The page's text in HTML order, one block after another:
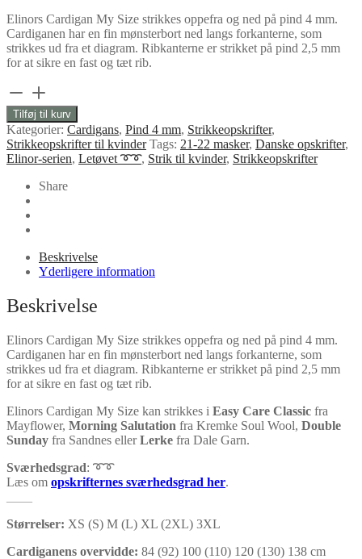
Elinors Cardigan My Size strikkes oppefra og ned på pind 4 mm.
Cardiganen har en fin mønsterbort ned langs forkanterne, som
strikkes ud fra et diagram. Ribkanterne er strikket på pind 2,5 mm
for at sikre en fast og tæt rib.
Elinors
Cardigan
My
Size
antal
Tilføj til kurv
Kategorier: Cardigans, Pind 4 mm, Strikkeopskrifter,
Strikkeopskrifter til kvinder Tags: 21-22 masker, Danske opskrifter,
Elinor-serien, Letøvet ➰➰, Strik til kvinder, Strikkeopskrifter
Share
Beskrivelse
Yderligere information
Beskrivelse
Elinors Cardigan My Size strikkes oppefra og ned på pind 4 mm.
Cardiganen har en fin mønsterbort ned langs forkanterne, som
strikkes ud fra et diagram. Ribkanterne er strikket på pind 2,5 mm
for at sikre en fast og tæt rib.
Elinors Cardigan My Size kan strikkes i Easy Care Classic fra
Mayflower, Morning Salutation fra Kremke Soul Wool, Double
Sunday fra Sandnes ellerLerke fra Dale Garn.
Sværhedsgrad: ➰➰
Læs om opskrifternes sværhedsgrad her.
Størrelser: XS (S) M (L) XL (2XL) 3XL
Cardiganens overvidde: 84 (92) 100 (110) 120 (130) 138 cm